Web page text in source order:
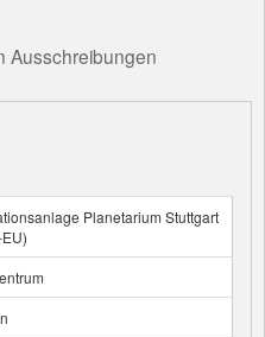
Ausschreibungen
Planetarium Stuttgart